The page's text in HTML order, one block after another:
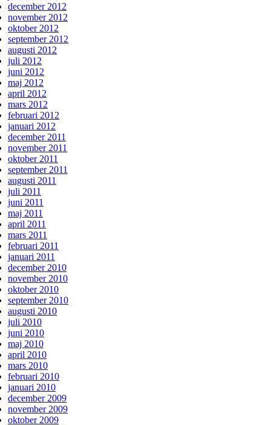
december 2012
november 2012
oktober 2012
september 2012
augusti 2012
juli 2012
juni 2012
maj 2012
april 2012
mars 2012
februari 2012
januari 2012
december 2011
november 2011
oktober 2011
september 2011
augusti 2011
juli 2011
juni 2011
maj 2011
april 2011
mars 2011
februari 2011
januari 2011
december 2010
november 2010
oktober 2010
september 2010
augusti 2010
juli 2010
juni 2010
maj 2010
april 2010
mars 2010
februari 2010
januari 2010
december 2009
november 2009
oktober 2009